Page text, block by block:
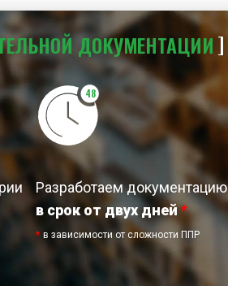
ДОКУМЕНТАЦИИ
48
Разработаем документацию
в срок от двух дней*
* в зависимости от сложности ППР